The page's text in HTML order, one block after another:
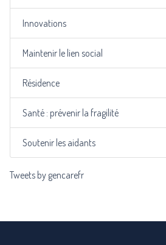
Innovations
Maintenir le lien social
Résidence
Santé : prévenir la fragilité
Soutenir les aidants
Tweets by gencarefr